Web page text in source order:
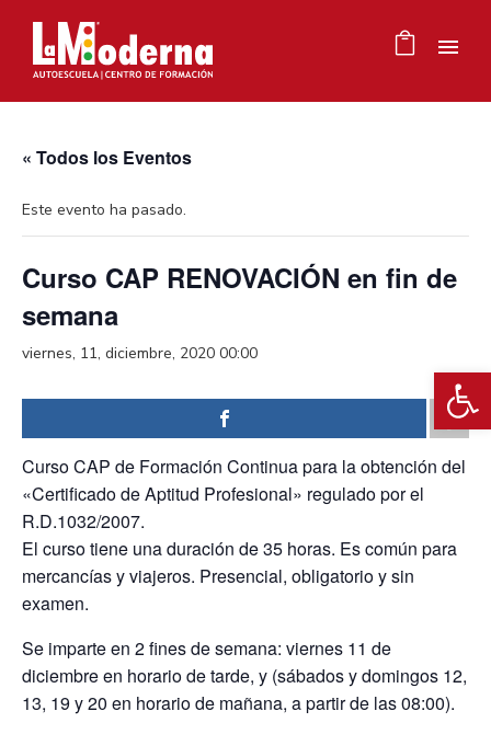
« Todos los Eventos
Este evento ha pasado.
Curso CAP RENOVACIÓN en fin de
semana
viernes, 11, diciembre, 2020 00:00
Curso CAP de Formación Continua para la obtención del
«Certificado de Aptitud Profesional» regulado por el
R.D.1032/2007.
El curso tiene una duración de 35 horas. Es común para
mercancías y viajeros. Presencial, obligatorio y sin
examen.
Se imparte en 2 fines de semana: viernes 11 de
diciembre en horario de tarde, y (sábados y domingos 12,
13, 19 y 20 en horario de mañana, a partir de las 08:00).